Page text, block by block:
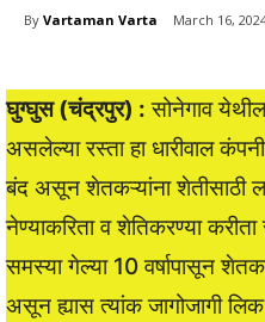
By Vartaman Varta March 16,
घुग्घुस (चंद्रपुर) : सोनेगाव
असलेल्या रस्ता हा धारीवाल
बंद असून शेतकऱ्यांना शेतीसाठी
नेण्याकरिता व शेतिकरण्या
समस्या गेल्या 10 वर्षापासून
असून ह्यास त्यांक जागोजागी